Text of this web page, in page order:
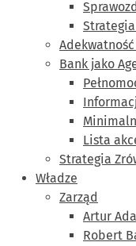
Bank jako
Lista
Strategia
Władze
Zarząd
Artur
Robert